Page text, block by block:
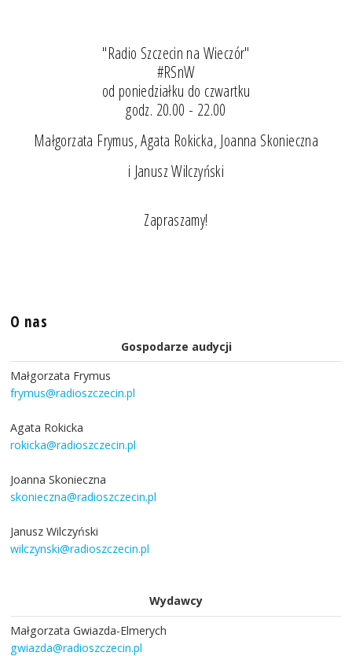
"Radio Szczecin na Wieczór"
#RSnW
od poniedziałku do czwartku
godz. 20.00 - 22.00
Małgorzata Frymus, Agata Rokicka, Joanna Skonieczna
i Janusz Wilczyński
Zapraszamy!
O nas
Gospodarze audycji
Małgorzata Frymus
frymus@radioszczecin.pl
Agata Rokicka
rokicka@radioszczecin.pl
Joanna Skonieczna
skonieczna@radioszczecin.pl
Janusz Wilczyński
wilczynski@radioszczecin.pl
Wydawcy
Małgorzata Gwiazda-Elmerych
gwiazda@radioszczecin.pl